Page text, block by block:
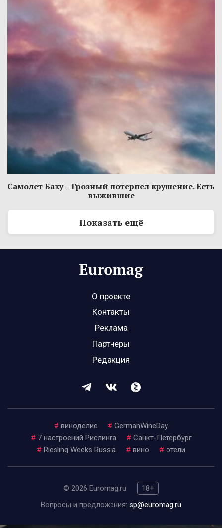
Самолет Баку – Грозный потерпел крушение. Есть
выжившие
Показать ещё
О проекте
Контакты
Реклама
Партнеры
Редакция
# виноделие # GermanWineDay
# 7 настроений Рислинга # Санкт-Петербург
# Riesling Weeks Russia # вино # отели
© 2026 Euromag.ru
18+
Вопросы и предложения: sp@euromag.ru